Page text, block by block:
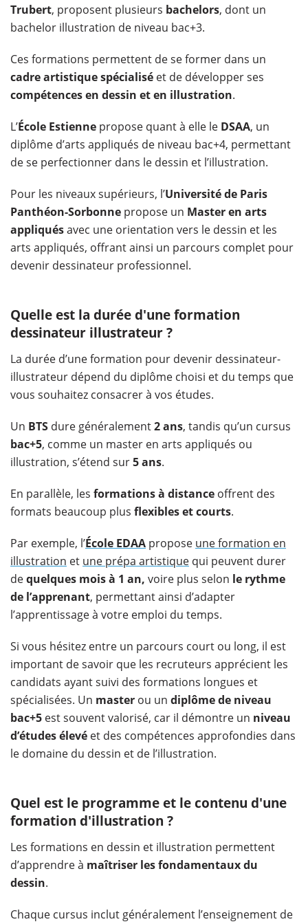
Trubert, proposent plusieurs bachelors, dont un
bachelor illustration de niveau bac+3.
Ces formations permettent de se former dans un
cadre artistique spécialisé et de développer ses
compétences en dessin et en illustration.
L’École Estienne propose quant à elle le DSAA, un
diplôme d’arts appliqués de niveau bac+4, permettant
de se perfectionner dans le dessin et l’illustration.
Pour les niveaux supérieurs, l’Université de Paris
Panthéon-Sorbonne propose un Master en arts
appliquésavec une orientation vers le dessin et les
arts appliqués, offrant ainsi un parcours complet pour
devenir dessinateur professionnel.
Quelle est la durée d'une formation
dessinateur illustrateur ?
La durée d’une formation pour devenir dessinateur-
illustrateur dépend du diplôme choisi et du temps que
vous souhaitez consacrer à vos études.
Un BTS dure généralement2 ans, tandis qu’un cursus
bac+5, comme un master en arts appliqués ou
illustration, s’étend sur5 ans.
En parallèle, les formations à distance offrent des
formats beaucoup plus flexibles et courts.
Par exemple, l’École EDAA propose une formation en
illustration et une prépa artistique qui peuvent durer
dequelques mois à 1 an, voire plus selon le rythme
de l’apprenant, permettant ainsi d’adapter
l’apprentissage à votre emploi du temps.
Si vous hésitez entre un parcours court ou long, il est
important de savoir que les recruteurs apprécient les
candidats ayant suivi des formations longues et
spécialisées. Un master ou un diplôme de niveau
bac+5 est souvent valorisé, car il démontre un niveau
d’études élevé et des compétences approfondies dans
le domaine du dessin et de l’illustration.
Quel est le programme et le contenu d'une
formation d'illustration ?
Les formations en dessin et illustration permettent
d’apprendre à maîtriser les fondamentaux du
dessin.
Chaque cursus inclut généralement l’enseignement de